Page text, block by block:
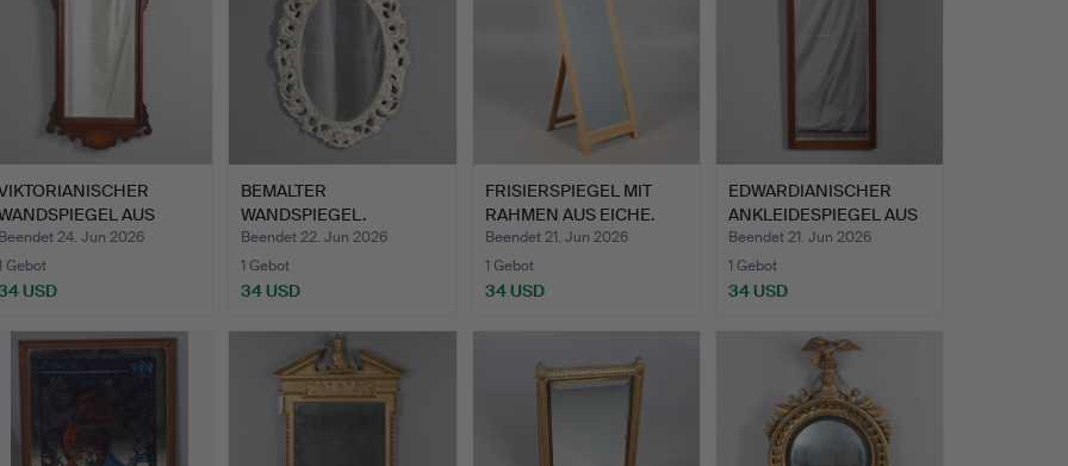
AUS
NUSSBAUM M…
Beendet 24. Jun 2026
Gebot
USD
BEMALTER
WANDSPIEGEL.
Beendet 22. Jun 2026
1 Gebot
34 USD
FRISIERSPIEGEL MIT
RAHMEN AUS EICHE.
Beendet 21. Jun 2026
1 Gebot
34 USD
EDWARDIANISCHER
ANKLEIDESPIEGEL AUS
MAHAGO…
Beendet 21. Jun 2026
1 Gebot
34 USD